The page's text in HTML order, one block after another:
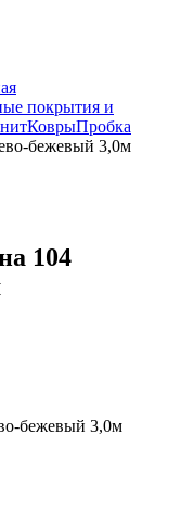
покрытия и
КоврыПробка
бежевый 3,0м
104
бежевый 3,0м